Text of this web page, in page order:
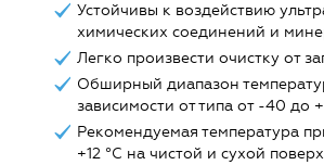
Устойчивы к воздействию
химических соединений и
Легко произвести очистку от
Обширный диапазон
зависимости от типа от -40 до
Рекомендуемая температура
+12 °С на чистой и сухой